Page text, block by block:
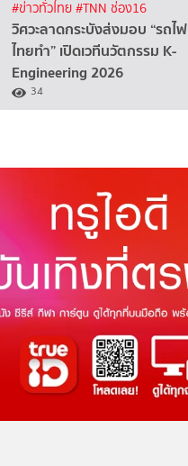
#ข่าวทั่วไทย#TNN ช่อง16
วิศวะลาดกระบังส่งมอบ “รถไฟ
ไทยทำ” เปิดเวทีนวัตกรรม K-
Engineering 2026
34